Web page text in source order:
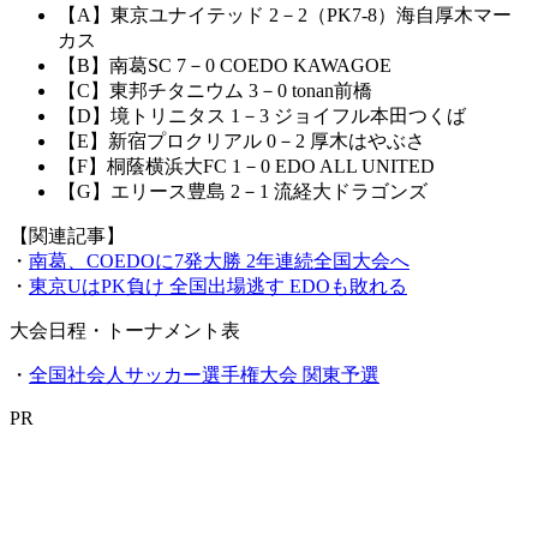
【A】東京ユナイテッド 2－2（PK7-8）海自厚木マー
カス
【B】南葛SC 7－0 COEDO KAWAGOE
【C】東邦チタニウム 3－0 tonan前橋
【D】境トリニタス 1－3 ジョイフル本田つくば
【E】新宿プロクリアル 0－2 厚木はやぶさ
【F】桐蔭横浜大FC 1－0 EDO ALL UNITED
【G】エリース豊島 2－1 流経大ドラゴンズ
【関連記事】
・ 南葛、COEDOに7発大勝 2年連続全国大会へ
・ 東京UはPK負け 全国出場逃す EDOも敗れる
大会日程・トーナメント表
・ 全国社会人サッカー選手権大会 関東予選
PR